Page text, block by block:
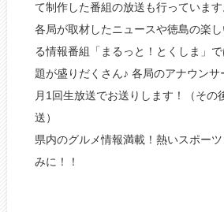
て制作した番組の放送も行っています
各局が取材したニュースや徳島の楽
る情報番組「まるっと！とくしま」
題が盛りだくさん♪ 各局のアナウンサ
月1回生放送でお送りします！（その
送）
県内のグルメ情報満載！熱いスポー
みに！！